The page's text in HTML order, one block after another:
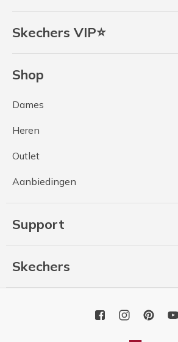
Skechers VIP⭐
Shop
Dames
Heren
Outlet
Aanbiedingen
Support
Skechers